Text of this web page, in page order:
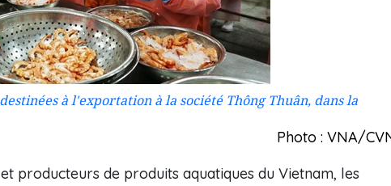
à l'exportation à la société Thông Thuân, dans la
Photo : VNA/
producteurs de produits aquatiques du Vietnam, les